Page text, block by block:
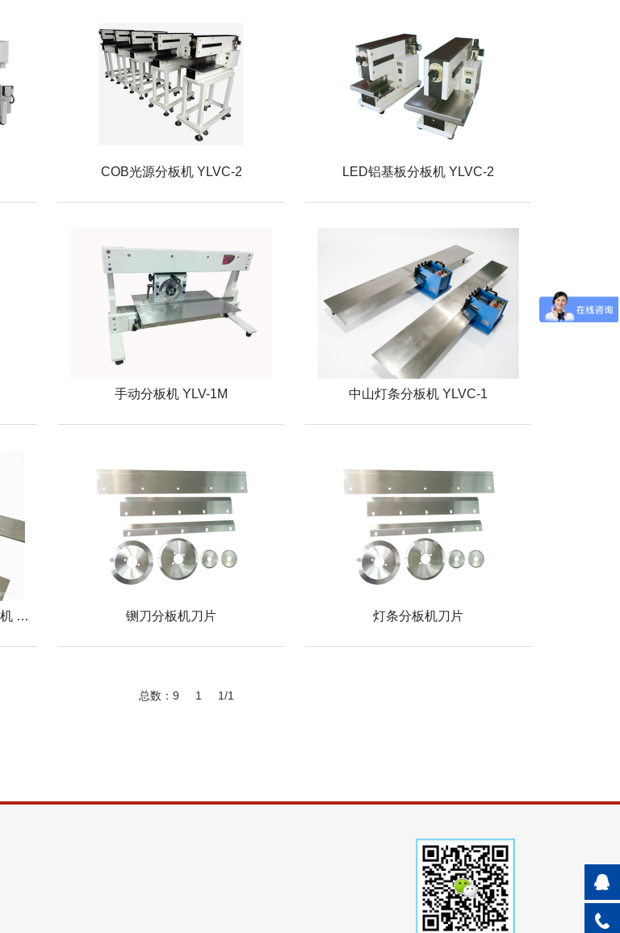
COB光源分板机 YLVC-2 LED铝基板分板机 YLVC-2
手动分板机 YLV-1M 中山灯条分板机 YLVC-1
出口led灯条分板机,中山灯条分板机 YLVC-1 铡刀分板机刀片 灯条分板机刀片
总数：9 1 1/1